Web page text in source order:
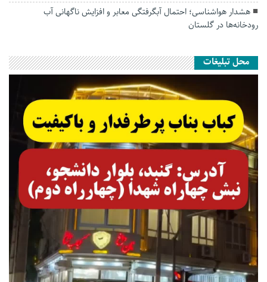
هشدار هواشناسی؛ احتمال آبگرفتگی معابر و افزایش ناگهانی آب
رودخانه‌ها در گلستان
محل تبلیغات